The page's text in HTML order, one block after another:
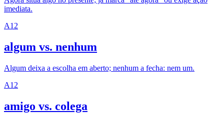
imediata.
A1 2
algum vs. nenhum
Algum deixa a escolha em aberto; nenhum a fecha: nem um.
A1 2
amigo vs. colega